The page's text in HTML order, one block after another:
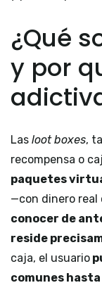
¿Qué
y por
Las loot boxes,
recompensa o
paquetes
—con dinero real
conocer de
reside
caja, el usuario
comunes